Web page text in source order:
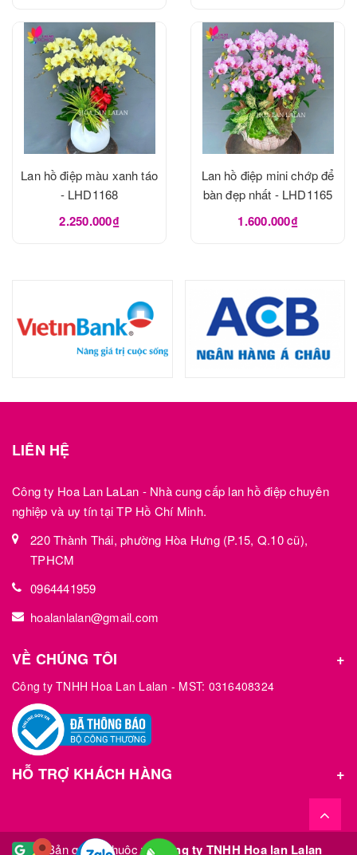
Lan hồ điệp màu xanh táo
- LHD1168
2.250.000₫
Lan hồ điệp mini chớp để
bàn đẹp nhất - LHD1165
1.600.000₫
LIÊN HỆ
Công ty Hoa Lan LaLan - Nhà cung cấp lan hồ điệp chuyên
nghiệp và uy tín tại TP Hồ Chí Minh.
220 Thành Thái, phường Hòa Hưng (P.15, Q.10 cũ),
TPHCM
0964441959
hoalanlalan@gmail.com
VỀ CHÚNG TÔI
Công ty TNHH Hoa Lan Lalan - MST: 0316408324
HỖ TRỢ KHÁCH HÀNG
© Bản quyền thuộc về Công ty TNHH Hoa lan Lalan